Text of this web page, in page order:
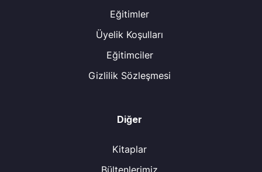
Eğitimler
Üyelik Koşulları
Eğitimciler
Gizlilik Sözleşmesi
Diğer
Kitaplar
Bültenlerimiz